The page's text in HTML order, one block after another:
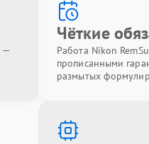
—
Чёткие
Работа Nikon
прописанными
размытых